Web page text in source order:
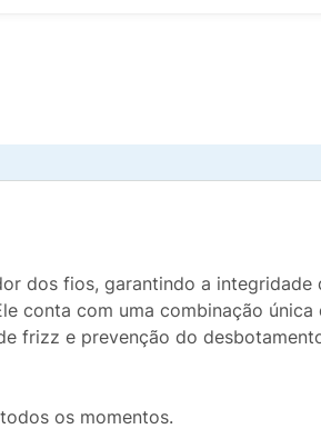
dos fios, garantindo a integridade
conta com uma combinação única
frizz e prevenção do
os momentos.